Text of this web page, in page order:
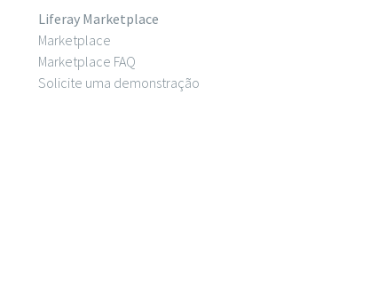
Liferay Marketplace
Marketplace
Marketplace FAQ
Solicite uma demonstração